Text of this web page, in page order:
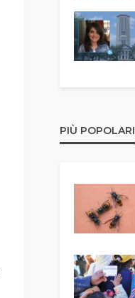
PIÙ POPOLARI